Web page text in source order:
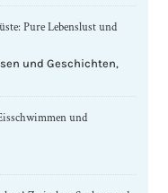
Pure Lebenslust und
und Geschichten,
und